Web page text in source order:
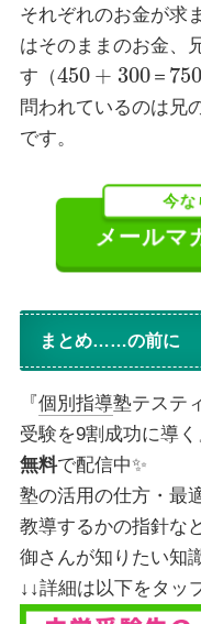
それぞれのお金が求
はそのままのお金、
す（450 + 300＝ 750
問われているのは兄
です。
今な
メールマ
まとめ……の前に
『個別指導塾テステ
受験を9割成功に導
無料で配信中✨
塾の活用の仕方・最
教導するかの指針な
御さんが知りたい知
↓↓詳細は以下をタッ